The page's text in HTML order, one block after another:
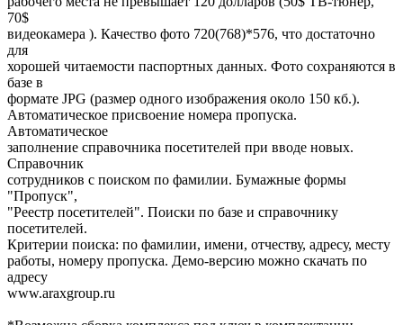
70$
видеокамера ). Качество фото 720(768)*576, что достаточно
для
хорошей читаемости паспортных данных. Фото сохраняются в
базе в
формате JPG (размер одного изображения около 150 кб.).
Автоматическое присвоение номера пропуска.
Автоматическое
заполнение справочника посетителей при вводе новых.
Справочник
сотрудников с поиском по фамилии. Бумажные формы
"Пропуск",
"Реестр посетителей". Поиски по базе и справочнику
посетителей.
Критерии поиска: по фамилии, имени, отчеству, адресу, месту
работы, номеру пропуска. Демо-версию можно скачать по
адресу
www.araxgroup.ru